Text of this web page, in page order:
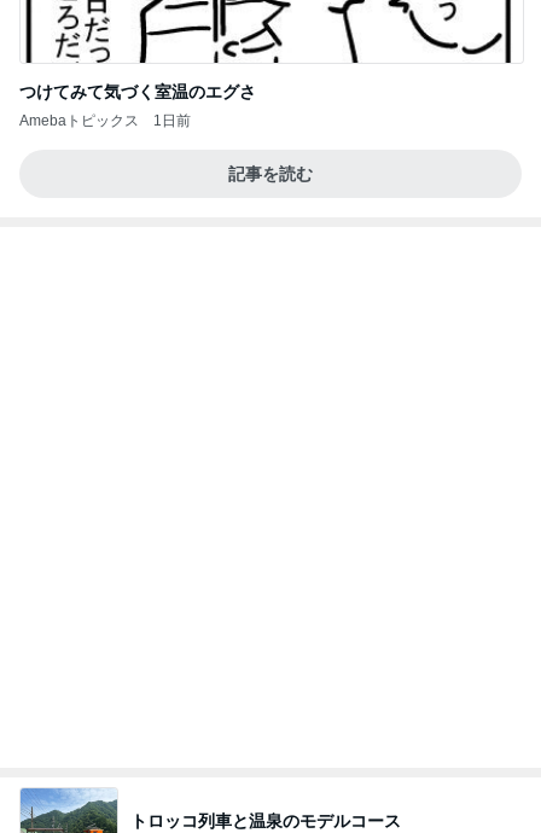
つけてみて気づく室温のエグさ
Amebaトピックス 1日前
記事を読む
トロッコ列車と温泉のモデルコース